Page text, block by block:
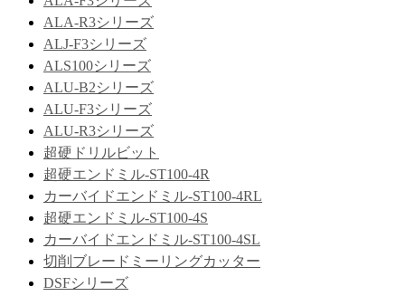
ALA-R3シリーズ
ALJ-F3シリーズ
ALS100シリーズ
ALU-B2シリーズ
ALU-F3シリーズ
ALU-R3シリーズ
超硬ドリルビット
超硬エンドミル-ST100-4R
カーバイドエンドミル-ST100-4RL
超硬エンドミル-ST100-4S
カーバイドエンドミル-ST100-4SL
切削ブレードミーリングカッター
DSFシリーズ